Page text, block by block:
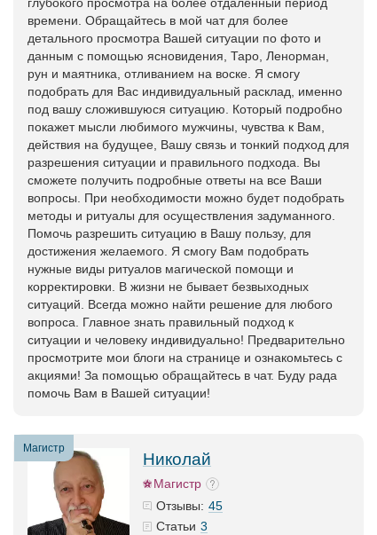
времени. Обращайтесь в мой чат для более
детального просмотра Вашей ситуации по фото и
данным с помощью ясновидения, Таро, Ленорман,
рун и маятника, отливанием на воске. Я смогу
подобрать для Вас индивидуальный расклад, именно
под вашу сложившуюся ситуацию. Который подробно
покажет мысли любимого мужчины, чувства к Вам,
действия на будущее, Вашу связь и тонкий подход для
разрешения ситуации и правильного подхода. Вы
сможете получить подробные ответы на все Ваши
вопросы. При необходимости можно будет подобрать
методы и ритуалы для осуществления задуманного.
Помочь разрешить ситуацию в Вашу пользу, для
достижения желаемого. Я смогу Вам подобрать
нужные виды ритуалов магической помощи и
корректировки. В жизни не бывает безвыходных
ситуаций. Всегда можно найти решение для любого
вопроса. Главное знать правильный подход к
ситуации и человеку индивидуально! Предварительно
просмотрите мои блоги на странице и ознакомьтесь с
акциями! За помощью обращайтесь в чат. Буду рада
помочь Вам в Вашей ситуации!
Магистр
Николай
Магистр
Отзывы: 45
Статьи 3